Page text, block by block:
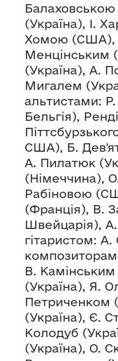
(Україна), І.
Хомою (США),
Менцінським
(Україна), А.
Мигалем
альтистами:
Бельгія),
США), Б.
А. Пилатюк
(Німеччина),
Рабіновою
(Франція), В.
Швейцарія),
гітаристом: А.
В.
(Україна), Я.
Петриченком
(Україна), Є.
Колодуб
(Україна), О.